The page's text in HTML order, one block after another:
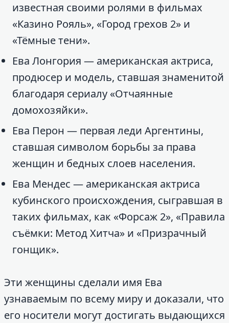
известная своими ролями в фильмах
«Казино Рояль», «Город грехов 2» и
«Тёмные тени».
Ева Лонгория — американская актриса,
продюсер и модель, ставшая знаменитой
благодаря сериалу «Отчаянные
домохозяйки».
Ева Перон — первая леди Аргентины,
ставшая символом борьбы за права
женщин и бедных слоев населения.
Ева Мендес — американская актриса
кубинского происхождения, сыгравшая в
таких фильмах, как «Форсаж 2», «Правила
съёмки: Метод Хитча» и «Призрачный
гонщик».
Эти женщины сделали имя Ева
узнаваемым по всему миру и доказали, что
его носители могут достигать выдающихся